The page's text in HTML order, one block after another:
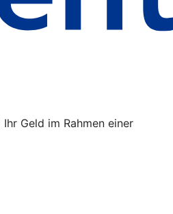
Geld im Rahmen einer